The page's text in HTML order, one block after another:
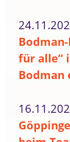
für alle“